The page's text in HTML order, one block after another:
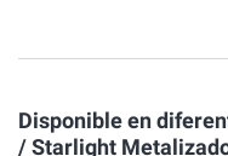
Disponible en
/ Starlight